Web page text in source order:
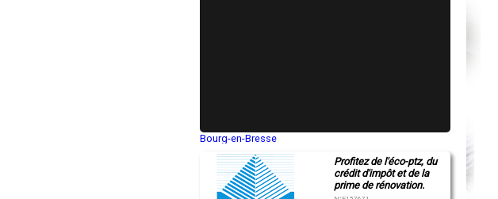
Bourg-en-Bresse
Montluçon
Manosque
Gap
Profitez de l'éco-ptz, du
crédit d'impôt et de la
prime de rénovation.